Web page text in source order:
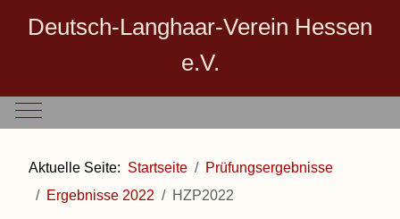
Deutsch-Langhaar-Verein Hessen
e.V.
Mobile Menu Toggle
Aktuelle Seite: Startseite
Prüfungsergebnisse
Ergebnisse 2022
HZP2022